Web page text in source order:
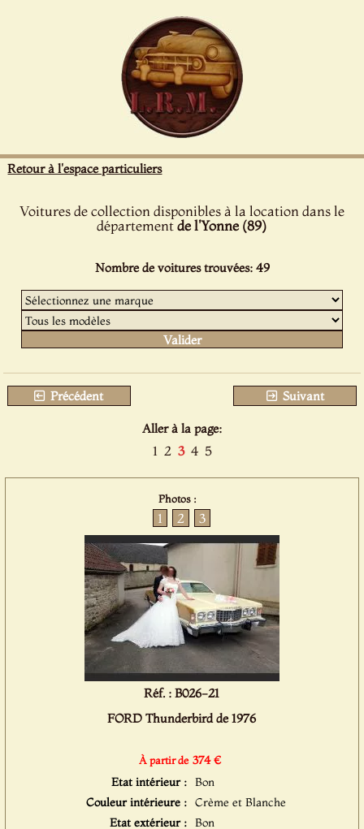
Retour à l'espace particuliers
Voitures de collection disponibles à la location dans le
départementde l'Yonne (89)
Nombre de voitures trouvées: 49
Précédent Suivant
Aller à la page:
1 2 3 4 5
Photos :
1 2 3
Réf. : B026-21
FORD Thunderbird de 1976
À partir de 374 €
Etat intérieur : Bon
Couleur intérieure : Crème et Blanche
Etat extérieur : Bon